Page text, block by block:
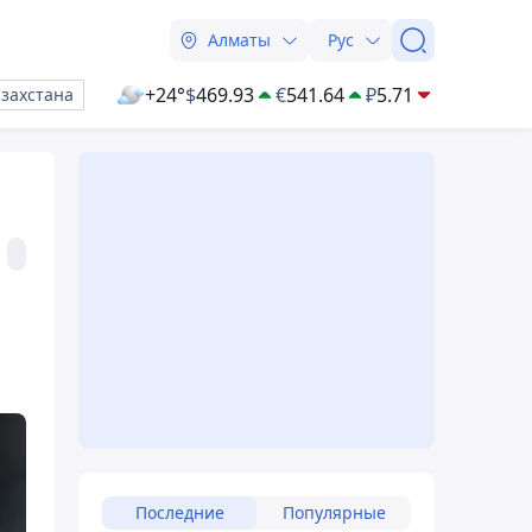
Алматы Рус
+24°$469.93 €541.64 ₽5.71
Последние Популярные